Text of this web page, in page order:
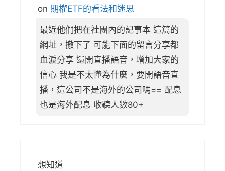
on 期權ETF的看法和迷思
最近他們把在社團內的記事本 這篇的
網址，撤下了 可能下面的留言分享都
血淚分享 還開直播語音，增加大家的
信心 我是不太懂為什麼，要開語音直
播，這公司不是海外的公司嗎== 配息
也是海外配息 收聽人數80+
想知道